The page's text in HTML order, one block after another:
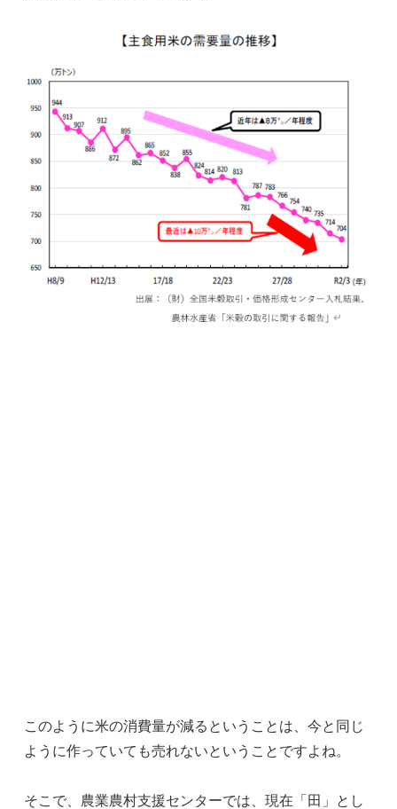
このように米の消費量が減るということは、今と同じ
ように作っていても売れないということですよね。
そこで、農業農村支援センターでは、現在「田」とし